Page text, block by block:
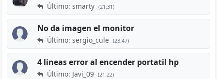
Último: smarty (21:31)
No da imagen el monitor
Último: sergio_cule (23:47)
4 lineas error al encender portatil hp
Último: Javi_09 (21:22)